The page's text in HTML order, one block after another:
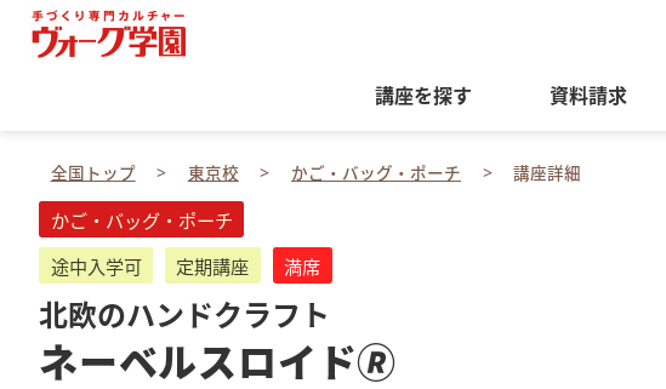
講座を探す 資料請求
全国トップ 東京校 かご・バッグ・ポーチ 講座詳細
かご・バッグ・ポーチ
途中入学可
定期講座 満席
北欧のハンドクラフト
ネーベルスロイド🄬